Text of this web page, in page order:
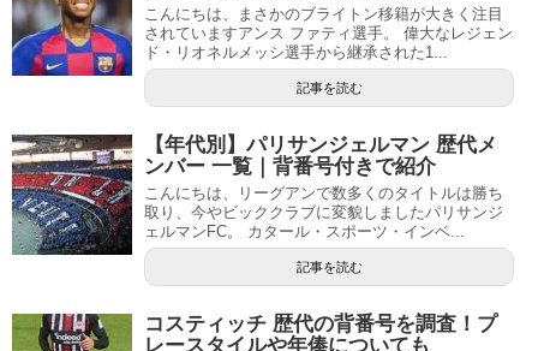
こんにちは、まさかのブライトン移籍が大きく注目
されていますアンス ファティ選手。 偉大なレジェン
ド・リオネルメッシ選手から継承された1...
記事を読む
【年代別】パリサンジェルマン 歴代メ
ンバー 一覧｜背番号付きで紹介
こんにちは、リーグアンで数多くのタイトルは勝ち
取り、今やビッククラブに変貌しましたパリサンジ
ェルマンFC。 カタール・スポーツ・インベ...
記事を読む
コスティッチ 歴代の背番号を調査！プ
レースタイルや年俸についても